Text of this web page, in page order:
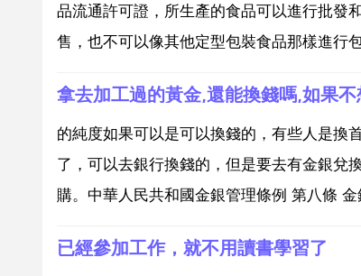
品流通許可證，所生產的食品可以進行批發
售，也不可以像其他定型包裝食品那樣進行
拿去加工過的黃金,還能換錢嗎,如果
的純度如果可以是可以換錢的，有些人是換
了，可以去銀行換錢的，但是要去有金銀兌
購。中華人民共和國金銀管理條例 第八條
已經參加工作，就不用讀書學習了